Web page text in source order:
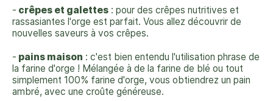
- crêpes et galettes : pour des crêpes nutritives et
rassasiantes l'orge est parfait. Vous allez découvrir de
nouvelles saveurs à vos crêpes.
- pains maison : c'est bien entendu l'utilisation phrase de
la farine d'orge ! Mélangée à de la farine de blé ou tout
simplement 100% farine d'orge, vous obtiendrez un pain
ambré, avec une croûte généreuse.